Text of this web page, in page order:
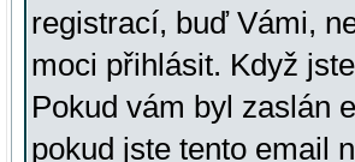
registrací, buď Vámi,
moci přihlásit. Když
Pokud vám byl zaslán
pokud jste tento email